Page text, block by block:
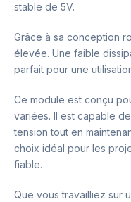
stable de 5V.
Grâce à sa conception
élevée. Une faible
parfait pour une
Ce module est conçu
variées. Il est capable
tension tout en
choix idéal pour les
fiable.
Que vous travailliez sur